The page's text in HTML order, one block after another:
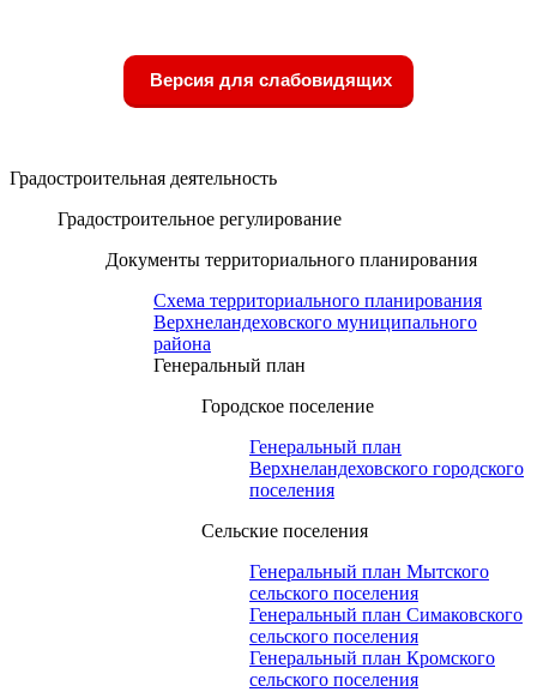
Версия для слабовидящих
Градостроительная деятельность
Градостроительное регулирование
Документы территориального планирования
Схема территориального планирования
Верхнеландеховского муниципального
района
Генеральный план
Городское поселение
Генеральный план
Верхнеландеховского городского
поселения
Сельские поселения
Генеральный план Мытского
сельского поселения
Генеральный план Симаковского
сельского поселения
Генеральный план Кромского
сельского поселения